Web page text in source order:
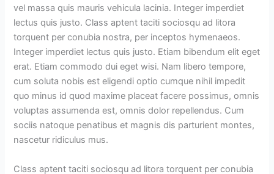
vel massa quis mauris vehicula lacinia. Integer imperdiet
lectus quis justo. Class aptent taciti sociosqu ad litora
torquent per conubia nostra, per inceptos hymenaeos.
Integer imperdiet lectus quis justo. Etiam bibendum elit eget
erat. Etiam commodo dui eget wisi. Nam libero tempore,
cum soluta nobis est eligendi optio cumque nihil impedit
quo minus id quod maxime placeat facere possimus, omnis
voluptas assumenda est, omnis dolor repellendus. Cum
sociis natoque penatibus et magnis dis parturient montes,
nascetur ridiculus mus.
Class aptent taciti sociosqu ad litora torquent per conubia